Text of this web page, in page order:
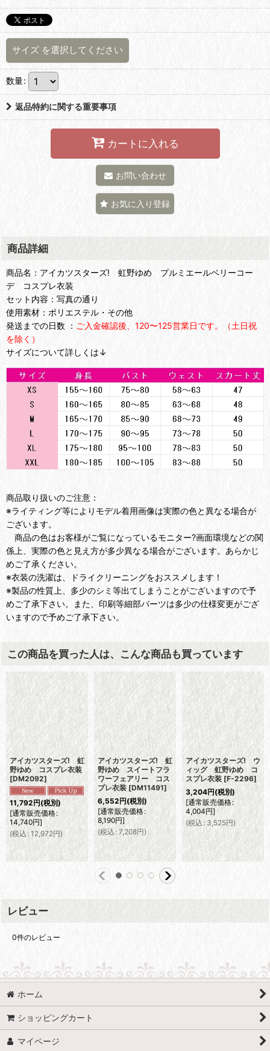
サイズ を選択してください
数量:
返品特約に関する重要事項
カートに入れる
お問い合わせ
お気に入り登録
商品詳細
商品名：アイカツスターズ! 虹野ゆめ プルミエールベリーコー
デ コスプレ衣装
セット内容：写真の通り
使用素材：ポリエステル・その他
発送までの日数 ： ご入金確認後、120〜125営業日です。（土日祝
を除く）
サイズについて詳しくは↓
商品取り扱いのご注意：
※ライティング等によりモデル着用画像は実際の色と異なる場合が
ございます。
商品の色はお客様がご覧になっているモニター?画面環境などの関
係上、実際の色と見え方が多少異なる場合がございます。あらかじ
めご了承ください。
※衣装の洗濯は、ドライクリーニングをおススメします！
※製品の性質上、多少のシミ等出てしまうことがございますので予
めご了承下さい。また、印刷等細部パーツは多少の仕様変更がござ
いますので予めご了承下さい。
この商品を買った人は、こんな商品も買っています
アイカツスターズ! 虹
野ゆめ コスプレ衣装
[DM2092]
11,792円(税別)
[通常販売価格:
14,740円]
(税込: 12,972円)
アイカツスターズ! 虹
野ゆめ スイートフラ
ワーフェアリー コス
プレ衣装 [DM11491]
6,552円(税別)
[通常販売価格:
8,190円]
(税込: 7,208円)
アイカツスターズ! ウ
ィッグ 虹野ゆめ コ
スプレ衣装 [F-2296]
3,204円(税別)
[通常販売価格:
4,004円]
(税込: 3,525円)
レビュー
0件のレビュー
ホーム
ショッピングカート
マイページ